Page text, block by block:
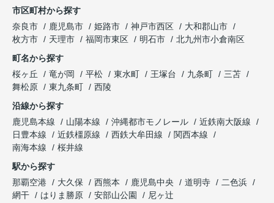
市区町村から探す
奈良市
鹿児島市 姫路市 神戸市西区
大和郡山市
枚方市
天理市 福岡市東区 明石市
北九州市小倉南区
町名から探す
桜ヶ丘
竜が岡 平松 東水町 王塚台 九条町
三苫
舞松原
東九条町
西陵
沿線から探す
鹿児島本線
山陽本線 沖縄都市モノレール
近鉄南大阪線
日豊本線
近鉄橿原線 西鉄大牟田線
関西本線
南海本線
桜井線
駅から探す
那覇空港
大久保 西熊本 鹿児島中央 道明寺
二色浜
網干
はりま勝原 安部山公園 尼ヶ辻